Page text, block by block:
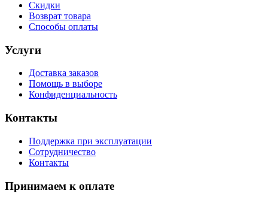
Скидки
Возврат товара
Способы оплаты
Услуги
Доставка заказов
Помощь в выборе
Конфиденциальность
Контакты
Поддержка при эксплуатации
Сотрудничество
Контакты
Принимаем к оплате